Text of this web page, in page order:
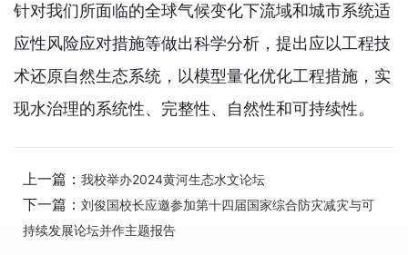
针对我们所面临的全球气候变化下流域和城市系统适
应性风险应对措施等做出科学分析，提出应以工程技
术还原自然生态系统，以模型量化优化工程措施，实
现水治理的系统性、完整性、自然性和可持续性。
上一篇： 我校举办2024黄河生态水文论坛
下一篇： 刘俊国校长应邀参加第十四届国家综合防灾减灾与可
持续发展论坛并作主题报告